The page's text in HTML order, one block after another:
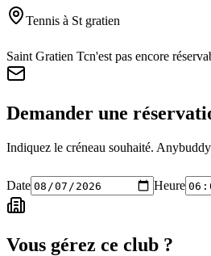
Tennis à St gratien
Saint Gratien Tcn'est pas encore
Demander une
Indiquez le créneau souhaité.
Date Heure
Vous gérez ce club ?